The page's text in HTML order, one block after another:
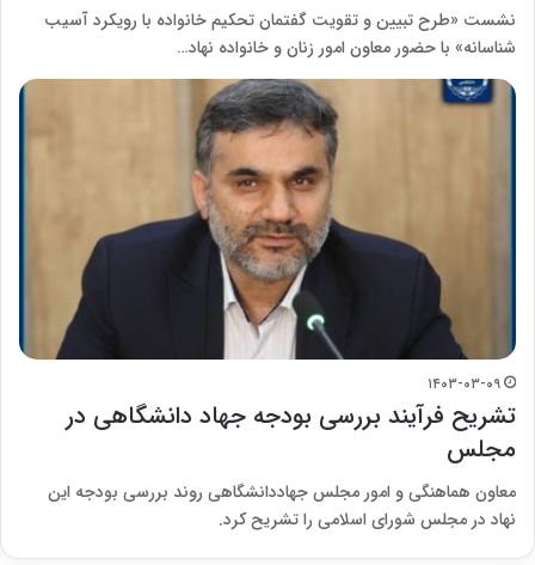
نشست «طرح تبیین و تقویت گفتمان تحکیم خانواده با رویکرد آسیب
شناسانه» با حضور معاون امور زنان و خانواده نهاد…
۱۴۰۳-۰۳-۰۹
تشریح فرآیند بررسی بودجه جهاد دانشگاهی در
مجلس
معاون هماهنگی و امور مجلس جهاددانشگاهی روند بررسی بودجه این
نهاد در مجلس شورای اسلامی را تشریح کرد.